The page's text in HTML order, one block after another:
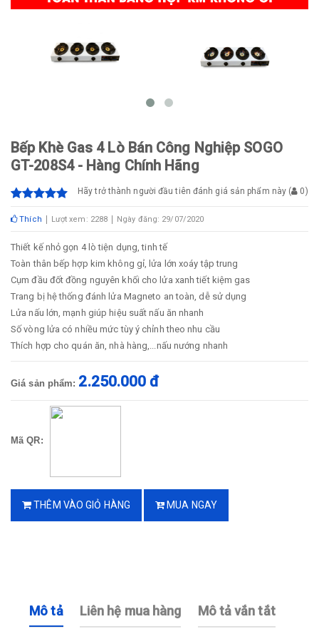
Bếp Khè Gas 4 Lò Bán Công Nghiệp SOGO
GT-208S4 - Hàng Chính Hãng
Hãy trở thành người đầu tiên đánh giá sản phẩm này ( 0)
Thích Lượt xem: 2288 Ngày đăng: 29/07/2020
Thiết kế nhỏ gọn 4 lò tiện dụng, tinh tế
Toàn thân bếp hợp kim không gỉ, lửa lớn xoáy tập trung
Cụm đầu đốt đồng nguyên khối cho lửa xanh tiết kiệm gas
Trang bị hệ thống đánh lửa Magneto an toàn, dễ sử dụng
Lửa nấu lớn, mạnh giúp hiệu suất nấu ăn nhanh
Số vòng lửa có nhiều mức tùy ý chỉnh theo nhu cầu
Thích hợp cho quán ăn, nhà hàng,...nấu nướng nhanh
Giá sản phẩm: 2.250.000 đ
Mã QR:
THÊM VÀO GIỎ HÀNG MUA NGAY
Mô tả Liên hệ mua hàng Mô tả vắn tắt